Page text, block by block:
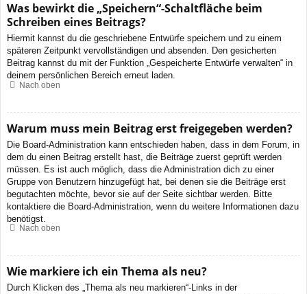
Was bewirkt die „Speichern“-Schaltfläche beim
Schreiben eines Beitrags?
Hiermit kannst du die geschriebene Entwürfe speichern und zu einem
späteren Zeitpunkt vervollständigen und absenden. Den gesicherten
Beitrag kannst du mit der Funktion „Gespeicherte Entwürfe verwalten“ in
deinem persönlichen Bereich erneut laden.
Nach oben
Warum muss mein Beitrag erst freigegeben werden?
Die Board-Administration kann entschieden haben, dass in dem Forum, in
dem du einen Beitrag erstellt hast, die Beiträge zuerst geprüft werden
müssen. Es ist auch möglich, dass die Administration dich zu einer
Gruppe von Benutzern hinzugefügt hat, bei denen sie die Beiträge erst
begutachten möchte, bevor sie auf der Seite sichtbar werden. Bitte
kontaktiere die Board-Administration, wenn du weitere Informationen dazu
benötigst.
Nach oben
Wie markiere ich ein Thema als neu?
Durch Klicken des „Thema als neu markieren“-Links in der